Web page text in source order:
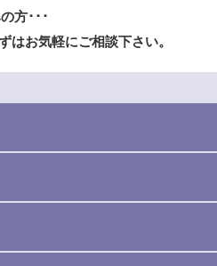
方･･･
はお気軽にご相談下さい。